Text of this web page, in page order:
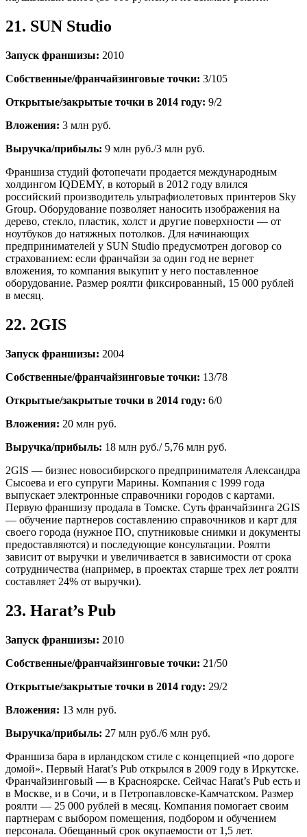
21. SUN Studio
Запуск франшизы: 2010
Собственные/франчайзинговые точки: 3/105
Открытые/закрытые точки в 2014 году: 9/2
Вложения: 3 млн руб.
Выручка/прибыль: 9 млн руб./3 млн руб.
Франшиза студий фотопечати продается международным
холдингом IQDEMY, в который в 2012 году влился
российский производитель ультрафиолетовых принтеров Sky
Group. Оборудование позволяет наносить изображения на
дерево, стекло, пластик, холст и другие поверхности — от
ноутбуков до натяжных потолков. Для начинающих
предпринимателей у SUN Studio предусмотрен договор со
страхованием: если франчайзи за один год не вернет
вложения, то компания выкупит у него поставленное
оборудование. Размер роялти фиксированный, 15 000 рублей
в месяц.
22. 2GIS
Запуск франшизы: 2004
Собственные/франчайзинговые точки: 13/78
Открытые/закрытые точки в 2014 году: 6/0
Вложения: 20 млн руб.
Выручка/прибыль: 18 млн руб./ 5,76 млн руб.
2GIS — бизнес новосибирского предпринимателя Александра
Сысоева и его супруги Марины. Компания с 1999 года
выпускает электронные справочники городов с картами.
Первую франшизу продала в Томске. Суть франчайзинга 2GIS
— обучение партнеров составлению справочников и карт для
своего города (нужное ПО, спутниковые снимки и документы
предоставляются) и последующие консультации. Роялти
зависит от выручки и увеличивается в зависимости от срока
сотрудничества (например, в проектах старше трех лет роялти
составляет 24% от выручки).
23. Harat’s Pub
Запуск франшизы: 2010
Собственные/франчайзинговые точки: 21/50
Открытые/закрытые точки в 2014 году: 29/2
Вложения: 13 млн руб.
Выручка/прибыль: 27 млн руб./6 млн руб.
Франшиза бара в ирландском стиле с концепцией «по дороге
домой». Первый Harat’s Pub открылся в 2009 году в Иркутске.
Франчайзинговый — в Красноярске. Сейчас Harat’s Pub есть и
в Москве, и в Сочи, и в Петропавловске-Камчатском. Размер
роялти — 25 000 рублей в месяц. Компания помогает своим
партнерам с выбором помещения, подбором и обучением
персонала. Обещанный срок окупаемости от 1,5 лет.